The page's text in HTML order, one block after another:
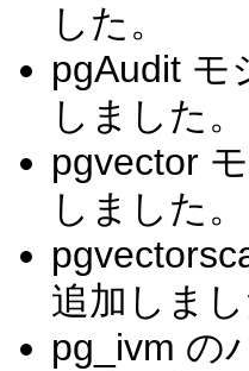
した。
pgAudit モ
しました。
pgvector
しました。
追加しま
pg_ivm の